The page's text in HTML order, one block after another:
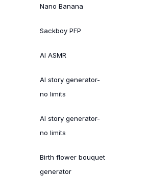
Nano Banana
Sackboy PFP
AI ASMR
AI story generator-
no limits
AI story generator-
no limits
Birth flower bouquet
generator